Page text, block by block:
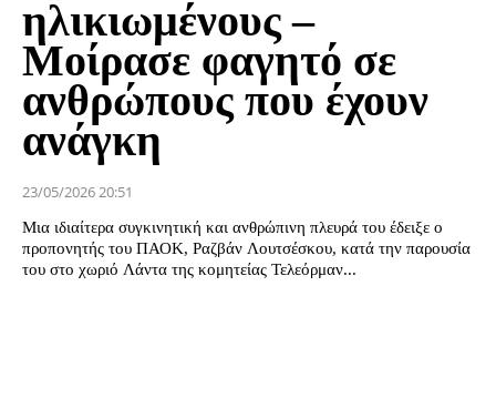
ηλικιωμένους –
Μοίρασε φαγητό σε
ανθρώπους που έχουν
ανάγκη
23/05/2026 20:51
Μια ιδιαίτερα συγκινητική και ανθρώπινη πλευρά του έδειξε ο
προπονητής του ΠΑΟΚ, Ραζβάν Λουτσέσκου, κατά την παρουσία
του στο χωριό Λάντα της κομητείας Τελεόρμαν...